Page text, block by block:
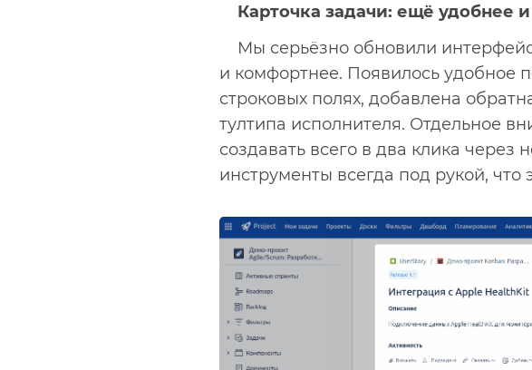
Карточка задачи: ещё удобнее
Мы серьёзно обновили
и комфортнее. Появилось удобное
строковых полях, добавлена
тултипа исполнителя. Отдельное
создавать всего в два клика
инструменты всегда под рукой,